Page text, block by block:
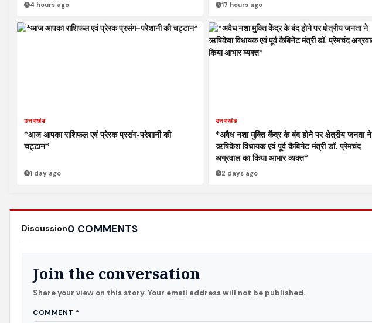
4 hours ago 17 hours ago
उत्तराखंड
*आज आपका राशिफल एवं प्रेरक प्रसंग-परेशानी की
चट्टान*
1 day ago
उत्तराखंड
*अवैध नशा मुक्ति केंद्र के बंद होने पर क्षेत्रीय जनता ने
ऋषिकेश विधायक एवं पूर्व कैबिनेट मंत्री डॉ. प्रेमचंद
अग्रवाल का किया आभार व्यक्त*
2 days ago
Discussion0 COMMENTS
Join the conversation
Share your view on this story. Your email address will not be published.
COMMENT *